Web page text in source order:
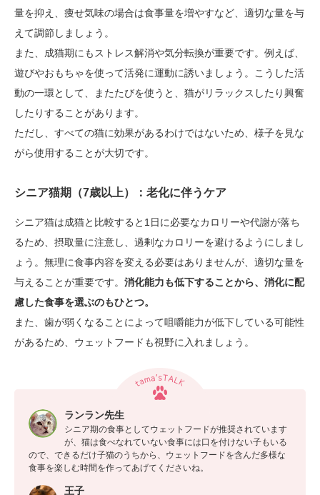
量を抑え、痩せ気味の場合は食事量を増やすなど、適切な量を与
えて調節しましょう。
また、成猫期にもストレス解消や気分転換が重要です。例えば、
遊びやおもちゃを使って活発に運動に誘いましょう。こうした活
動の一環として、またたびを使うと、猫がリラックスしたり興奮
したりすることがあります。
ただし、すべての猫に効果があるわけではないため、様子を見な
がら使用することが大切です。
シニア猫期（7歳以上）：老化に伴うケア
シニア猫は成猫と比較すると1日に必要なカロリーや代謝が落ち
るため、摂取量に注意し、過剰なカロリーを避けるようにしまし
ょう。無理に食事内容を変える必要はありませんが、適切な量を
与えることが重要です。 消化能力も低下することから、消化に配
慮した食事を選ぶのもひとつ。
また、歯が弱くなることによって咀嚼能力が低下している可能性
があるため、ウェットフードも視野に入れましょう。
ランラン先生
シニア期の食事としてウェットフードが推奨されています
が、猫は食べなれていない食事には口を付けない子もいる
ので、できるだけ子猫のうちから、ウェットフードを含んだ多様な
食事を楽しむ時間を作ってあげてくださいね。
王子